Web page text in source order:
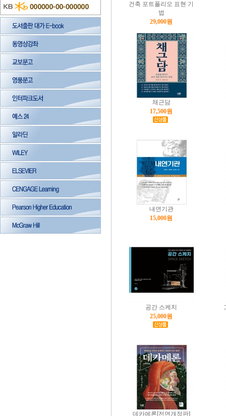
건축 포트폴리오 표현 기
법
29,000원
채근담
17,500원
내연기관
15,000원
공간 스케치
25,000원
데카메론[전면개정판]